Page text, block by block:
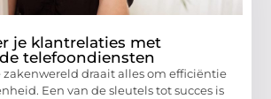
je klantrelaties met
telefoondiensten
zakenwereld draait alles om efficiëntie
Een van de sleutels tot succes is